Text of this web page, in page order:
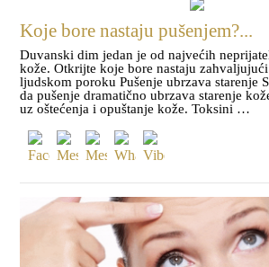
Koje bore nastaju pušenjem?...
Duvanski dim jedan je od najvećih
kože. Otkrijte koje bore nastaju
ljudskom poroku Pušenje ubrzava starenje
da pušenje dramatično ubrzava starenje
uz oštećenja i opuštanje kože. Toksini …